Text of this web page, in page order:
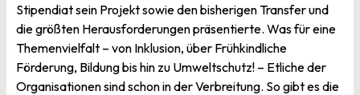
Stipendiat sein Projekt sowie den bisherigen Transfer und
die größten Herausforderungen präsentierte. Was für eine
Themenvielfalt – von Inklusion, über Frühkindliche
Förderung, Bildung bis hin zu Umweltschutz! – Etliche der
Organisationen sind schon in der Verbreitung. So gibt es die